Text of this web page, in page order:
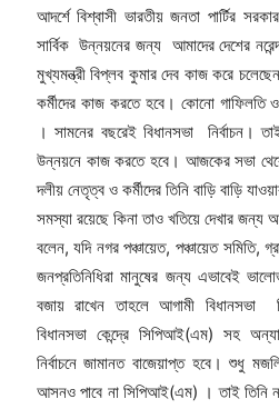
আদর্শে বিশ্বাসী ভারতীয় জনতা পার্টির
সার্বিক উন্নয়নের জন্য আমাদের দেশের
মুখ্যমন্ত্রী বিপ্লব কুমার দেব কাজ করে
কর্মীদের কাজ করতে হবে। কোনো গাফিলতি
। সামনের বছরেই বিধানসভা নির্বাচন।
উন্নয়নে কাজ করতে হবে। আজকের সভা থেকে
দলীয় নেতৃত্ব ও কর্মীদের তিনি বাড়ি বাড়ি
সমস্যা রয়েছে কিনা তাও খতিয়ে দেখার জন্য
বলেন, যদি নগর পঞ্চায়েত, পঞ্চায়েত সমিতি,
জনপ্রতিনিধিরা মানুষের জন্য এভাবেই
বজায় রাখেন তাহলে আগামী বিধানসভা
বিধানসভা কেন্দ্রে সিপিআই(এম) সহ
নির্বাচনে জামানত বাজেয়াপ্ত হবে। শুধু
আসনও পাবে না সিপিআই(এম) । তাই তিনি